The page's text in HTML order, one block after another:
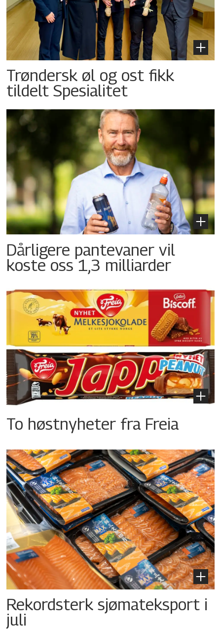
Trøndersk øl og ost fikk
tildelt Spesialitet
Dårligere pantevaner vil
koste oss 1,3 milliarder
To høstnyheter fra Freia
Rekordsterk sjømateksport i
juli